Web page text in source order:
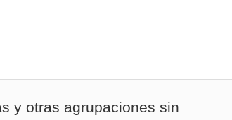
y otras agrupaciones sin